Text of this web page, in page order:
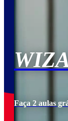
Faça 2 aulas